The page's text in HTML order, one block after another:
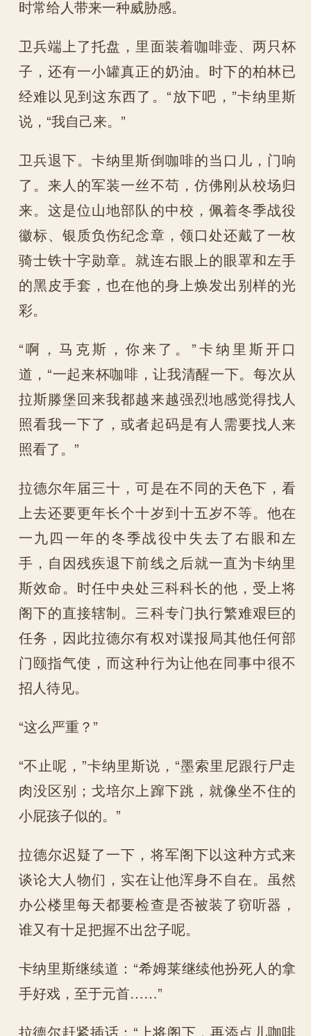
时常给人带来一种威胁感。
卫兵端上了托盘，里面装着咖啡壶、两只杯
子，还有一小罐真正的奶油。时下的柏林已
经难以见到这东西了。“放下吧，”卡纳里斯
说，“我自己来。”
卫兵退下。卡纳里斯倒咖啡的当口儿，门响
了。来人的军装一丝不苟，仿佛刚从校场归
来。这是位山地部队的中校，佩着冬季战役
徽标、银质负伤纪念章，领口处还戴了一枚
骑士铁十字勋章。就连右眼上的眼罩和左手
的黑皮手套，也在他的身上焕发出别样的光
彩。
“啊，马克斯，你来了。”卡纳里斯开口
道，“一起来杯咖啡，让我清醒一下。每次从
拉斯滕堡回来我都越来越强烈地感觉得找人
照看我一下了，或者起码是有人需要找人来
照看了。”
拉德尔年届三十，可是在不同的天色下，看
上去还要更年长个十岁到十五岁不等。他在
一九四一年的冬季战役中失去了右眼和左
手，自因残疾退下前线之后就一直为卡纳里
斯效命。时任中央处三科科长的他，受上将
阁下的直接辖制。三科专门执行繁难艰巨的
任务，因此拉德尔有权对谍报局其他任何部
门颐指气使，而这种行为让他在同事中很不
招人待见。
“这么严重？”
“不止呢，”卡纳里斯说，“墨索里尼跟行尸走
肉没区别；戈培尔上蹿下跳，就像坐不住的
小屁孩子似的。”
拉德尔迟疑了一下，将军阁下以这种方式来
谈论大人物们，实在让他浑身不自在。虽然
办公楼里每天都要检查是否被装了窃听器，
谁又有十足把握不出岔子呢。
卡纳里斯继续道：“希姆莱继续他扮死人的拿
手好戏，至于元首……”
拉德尔赶紧插话：“上将阁下，再添点儿咖啡